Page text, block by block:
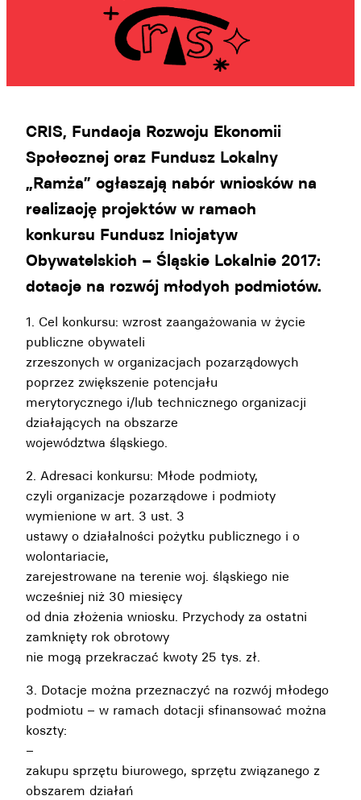
CRIS, Fundacja Rozwoju Ekonomii
Społecznej oraz Fundusz Lokalny
„Ramża” ogłaszają nabór wniosków na
realizację projektów w ramach
konkursu Fundusz Inicjatyw
Obywatelskich – Śląskie Lokalnie 2017:
dotacje na rozwój młodych podmiotów.
1. Cel konkursu: wzrost zaangażowania w życie
publiczne obywateli
zrzeszonych w organizacjach pozarządowych
poprzez zwiększenie potencjału
merytorycznego i/lub technicznego organizacji
działających na obszarze
województwa śląskiego.
2. Adresaci konkursu: Młode podmioty,
czyli organizacje pozarządowe i podmioty
wymienione w art. 3 ust. 3
ustawy o działalności pożytku publicznego i o
wolontariacie,
zarejestrowane na terenie woj. śląskiego nie
wcześniej niż 30 miesięcy
od dnia złożenia wniosku. Przychody za ostatni
zamknięty rok obrotowy
nie mogą przekraczać kwoty 25 tys. zł.
3. Dotacje można przeznaczyć na rozwój młodego
podmiotu – w ramach dotacji sfinansować można
koszty:
–
zakupu sprzętu biurowego, sprzętu związanego z
obszarem działań